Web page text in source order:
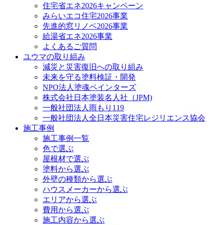
住宅省エネ2026キャンペーン
みらいエコ住宅2026事業
先進的窓リノベ2026事業
給湯省エネ2026事業
よくあるご質問
ユウマの取り組み
減災と災害復旧への取り組み
未来を守る塗料検証・開発
NPO法人塗魂ペインターズ
株式会社日本塗装名人社（JPM)
一般社団法人雨もり119
一般社団法人全日本災害住宅レジリエンス協会
施工事例
施工事例一覧
色で選ぶ
屋根材で選ぶ
塗料から選ぶ
外壁の種類から選ぶ
ハウスメーカーから選ぶ
エリアから選ぶ
費用から選ぶ
施工内容から選ぶ